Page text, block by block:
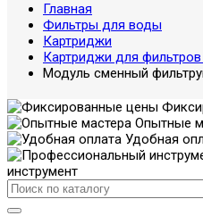
Главная
Фильтры для воды
Картриджи
Картриджи для
Модуль сменный
Опытные
Удобная
инструмент